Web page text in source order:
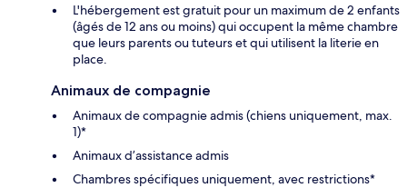
L'hébergement est gratuit pour un maximum de 2 enfants
(âgés de 12 ans ou moins) qui occupent la même chambre
que leurs parents ou tuteurs et qui utilisent la literie en
place.
Animaux de compagnie
Animaux de compagnie admis (chiens uniquement, max.
1)*
Animaux d’assistance admis
Chambres spécifiques uniquement, avec restrictions*